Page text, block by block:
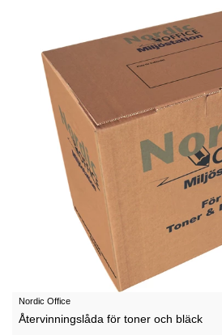
Nordic Office
Återvinningslåda för toner och bläck